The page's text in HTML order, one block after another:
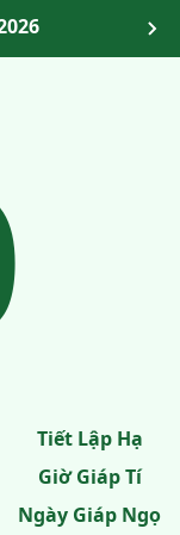
Tiết Lập Hạ
Giờ Giáp Tí
Ngày Giáp Ngọ